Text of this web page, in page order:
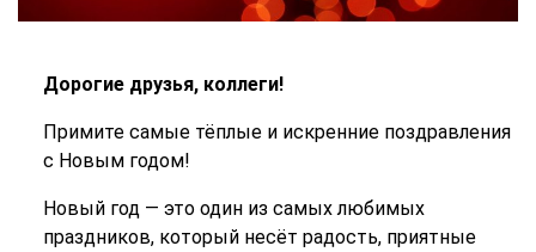
Дорогие друзья, коллеги!
Примите самые тёплые и искренние поздравления
с Новым годом!
Новый год — это один из самых любимых
праздников, который несёт радость, приятные